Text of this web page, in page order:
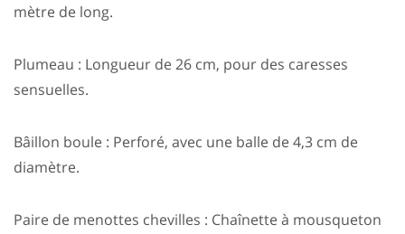
mètre de long.
Plumeau : Longueur de 26 cm, pour des caresses
sensuelles.
Bâillon boule : Perforé, avec une balle de 4,3 cm de
diamètre.
Paire de menottes chevilles : Chaînette à mousqueton